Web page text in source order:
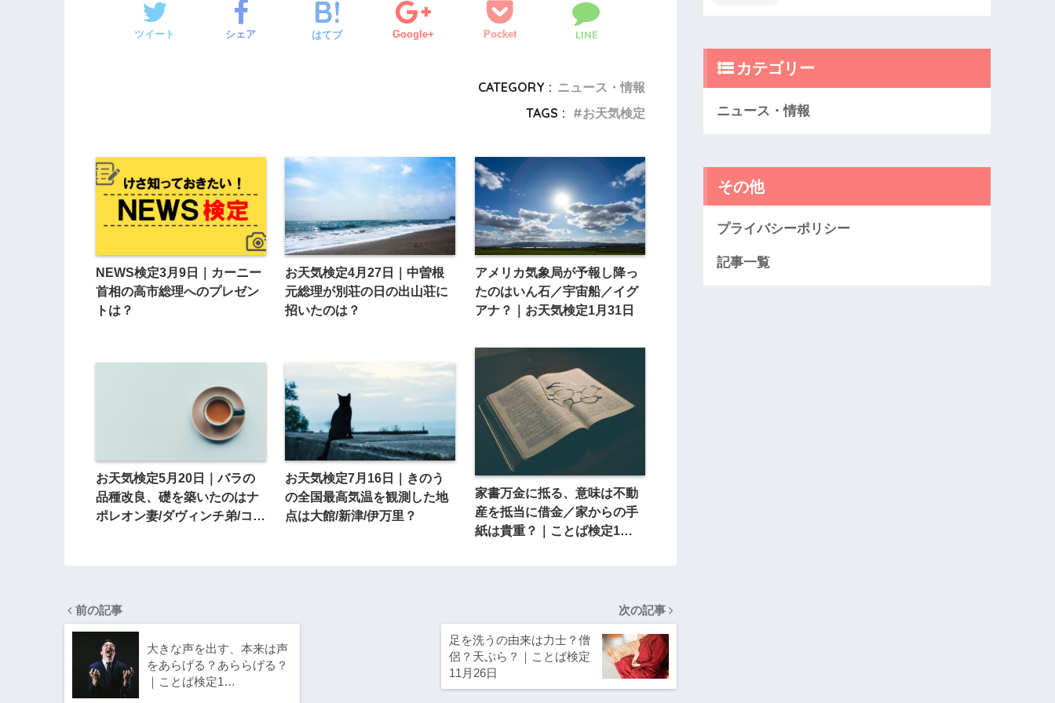
ツイート シェア はてブ Google+ Pocket LINE
CATEGORY : ニュース・情報
TAGS :
お天気検定
NEWS検定3月9日｜カーニー
首相の高市総理へのプレゼン
トは？
お天気検定4月27日｜中曽根
元総理が別荘の日の出山荘に
招いたのは？
アメリカ気象局が予報し降っ
たのはいん石／宇宙船／イグ
アナ？｜お天気検定1月31日
お天気検定5月20日｜バラの
品種改良、礎を築いたのはナ
ポレオン妻/ダヴィンチ弟/コロ
お天気検定7月16日｜きのう
の全国最高気温を観測した地
点は大館/新津/伊万里？
家書万金に抵る、意味は不動
産を抵当に借金／家からの手
紙は貴重？｜ことば検定1月
前の記事
大きな声を出す、本来は声
をあらげる？あららげる？
｜ことば検定1…
次の記事
足を洗うの由来は力士？僧
侶？天ぷら？｜ことば検定
11月26日
カテゴリー
ニュース・情報
その他
プライバシーポリシー
記事一覧